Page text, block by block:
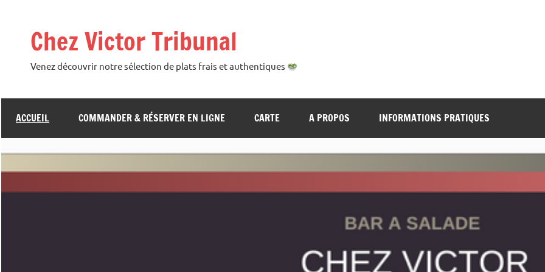
contentChez Victor Tribunal
Venez découvrir notre sélection de plats frais et authentiques
ACCUEIL COMMANDER & RÉSERVER EN LIGNE CARTE A PROPOS INFORMATIONS PRATIQUES